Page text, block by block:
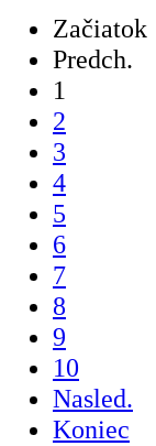
Začiatok
Predch.
1
2
3
4
5
6
7
8
9
10
Nasled.
Koniec